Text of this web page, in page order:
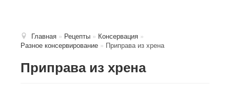
Главная » Рецепты » Консервация »
Разное консервирование » Приправа из хрена
Приправа из хрена